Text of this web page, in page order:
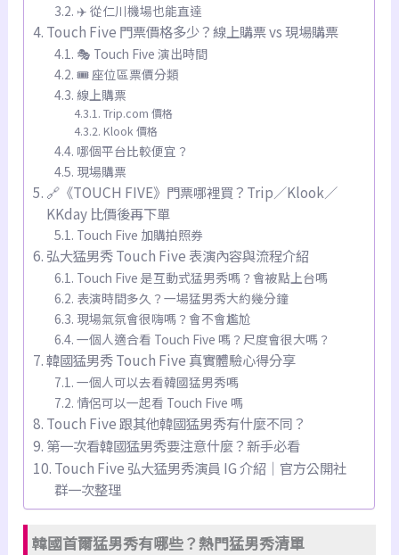
✈️ 從仁川機場也能直達
Touch Five 門票價格多少？線上購票 vs 現場購票
🎭 Touch Five 演出時間
🎟 座位區票價分類
線上購票
Trip.com 價格
Klook 價格
哪個平台比較便宜？
現場購票
🔗《TOUCH FIVE》門票哪裡買？Trip／Klook／
KKday 比價後再下單
Touch Five 加購拍照券
弘大猛男秀 Touch Five 表演內容與流程介紹
Touch Five 是互動式猛男秀嗎？會被點上台嗎
表演時間多久？一場猛男秀大約幾分鐘
現場氣氛會很嗨嗎？會不會尷尬
一個人適合看 Touch Five 嗎？尺度會很大嗎？
韓國猛男秀 Touch Five 真實體驗心得分享
一個人可以去看韓國猛男秀嗎
情侶可以一起看 Touch Five 嗎
Touch Five 跟其他韓國猛男秀有什麼不同？
第一次看韓國猛男秀要注意什麼？新手必看
Touch Five 弘大猛男秀演員 IG 介紹｜官方公開社
群一次整理
韓國首爾猛男秀有哪些？熱門猛男秀清單